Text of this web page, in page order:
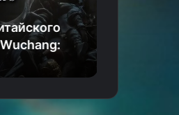
трейлер